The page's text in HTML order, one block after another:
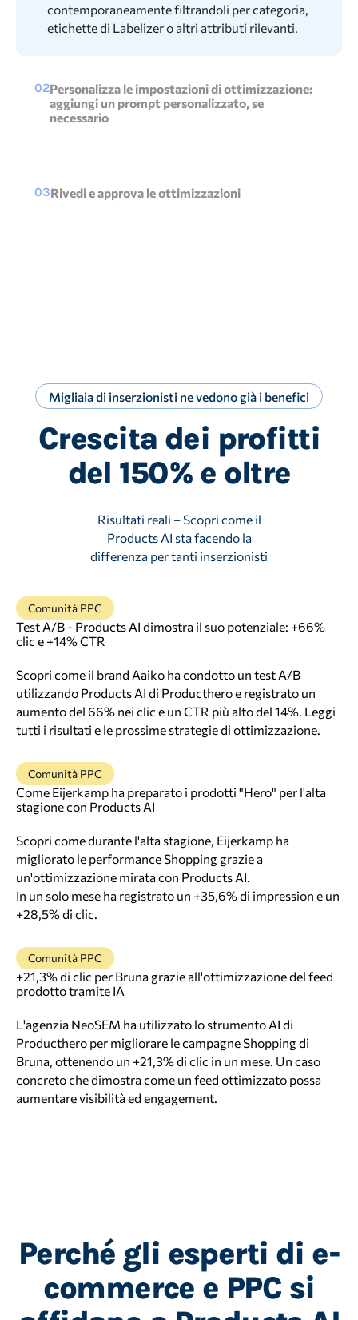
contemporaneamente filtrandoli per categoria,
etichette di Labelizer o altri attributi rilevanti.
02Personalizza le impostazioni di ottimizzazione:
aggiungi un prompt personalizzato, se
necessario
contenuti e obiettivi.
03Rivedi e approva le ottimizzazioni
Migliaia di inserzionisti ne vedono già i benefici
Crescita dei profitti
del 150% e oltre
Risultati reali – Scopri come il
Products AI sta facendo la
differenza per tanti inserzionisti
Comunità PPC
Test A/B - Products AI dimostra il suo potenziale: +66%
clic e +14% CTR
Scopri come il brand Aaiko ha condotto un test A/B
utilizzando Products AI di Producthero e registrato un
aumento del 66% nei clic e un CTR più alto del 14%. Leggi
tutti i risultati e le prossime strategie di ottimizzazione.
Comunità PPC
Come Eijerkamp ha preparato i prodotti "Hero" per l'alta
stagione con Products AI
Scopri come durante l'alta stagione, Eijerkamp ha
migliorato le performance Shopping grazie a
un'ottimizzazione mirata con Products AI.
In un solo mese ha registrato un +35,6% di impression e un
+28,5% di clic.
Comunità PPC
+21,3% di clic per Bruna grazie all'ottimizzazione del feed
prodotto tramite IA
L'agenzia NeoSEM ha utilizzato lo strumento AI di
Producthero per migliorare le campagne Shopping di
Bruna, ottenendo un +21,3% di clic in un mese. Un caso
concreto che dimostra come un feed ottimizzato possa
aumentare visibilità ed engagement.
Perché gli esperti di e-
commerce e PPC si